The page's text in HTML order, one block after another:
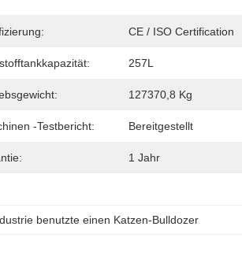
CE / ISO Certification
257L
127370,8 Kg
-Testbericht: Bereitgestellt
1 Jahr
benutzte einen Katzen-Bulldozer